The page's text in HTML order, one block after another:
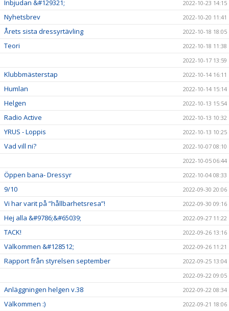
Inbjudan &#129321; 2022-10-23 14:15
Nyhetsbrev 2022-10-20 11:41
Årets sista dressyrtävling 2022-10-18 18:05
Teori
2022-10-18 11:38
2022-10-17 13:59
Klubbmästerstap 2022-10-14 16:11
Humlan 2022-10-14 15:14
Helgen 2022-10-13 15:54
Radio Active 2022-10-13 10:32
YRUS - Loppis 2022-10-13 10:25
Vad vill ni?
2022-10-07 08:10
2022-10-05 06:44
Öppen bana- Dressyr 2022-10-04 08:33
9/10 2022-09-30 20:06
Vi har varit på ”hållbarhetsresa”! 2022-09-30 09:16
Hej alla &#9786;&#65039; 2022-09-27 11:22
TACK! 2022-09-26 13:16
Välkommen &#128512; 2022-09-26 11:21
Rapport från styrelsen september
2022-09-25 13:04
2022-09-22 09:05
Anläggningen helgen v.38 2022-09-22 08:34
Välkommen :)
2022-09-21 18:06